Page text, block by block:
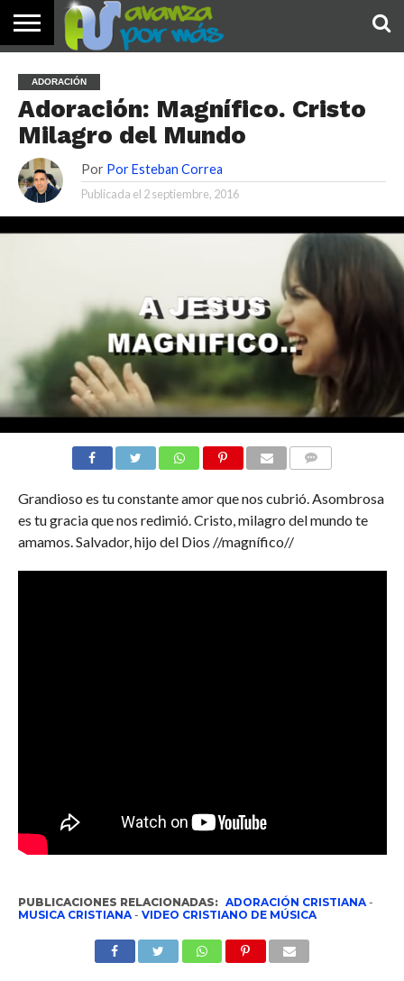
PALABRA
DE HOY
DEVOCIONALES
NOTICIAS
TESTIMONIOS
ORACIONES
SOBRE
NOSOTROS
IMÁGENES
ADORACIÓN
Adoración: Magnífico. Cristo
Milagro del Mundo
Por Por Esteban Correa
Publicada el 2 septiembre, 2016
Grandioso es tu constante amor que nos cubrió. Asombrosa
es tu gracia que nos redimió. Cristo, milagro del mundo te
amamos. Salvador, hijo del Dios //magnífico//
PUBLICACIONES RELACIONADAS: ADORACIÓN CRISTIANA-
MUSICA CRISTIANA- VIDEO CRISTIANO DE MÚSICA